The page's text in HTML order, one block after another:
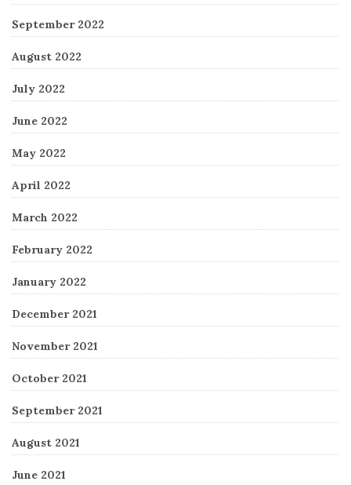
September 2022
August 2022
July 2022
June 2022
May 2022
April 2022
March 2022
February 2022
January 2022
December 2021
November 2021
October 2021
September 2021
August 2021
June 2021